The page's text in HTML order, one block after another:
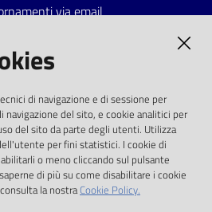
via email
dalla direttiva
e dal d.lgs. 36/2006
di navigazione e di sessione per
navigazione del sito, e cookie analitici per
del sito da parte degli utenti. Utilizza
per fini statistici. I cookie di
o meno cliccando sul pulsante
di più su come disabilitare i cookie
la nostraCookie Policy.